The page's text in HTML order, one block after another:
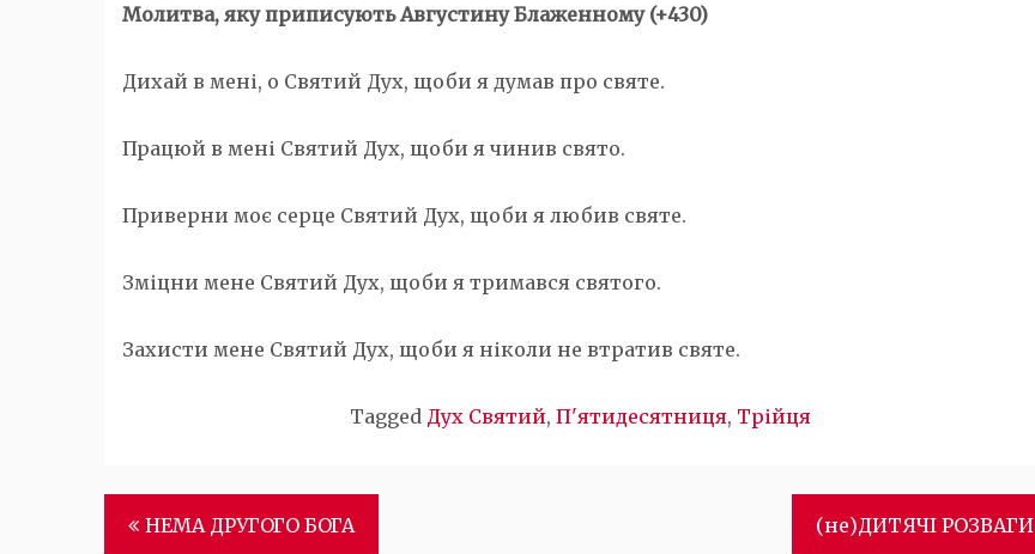
Молитва, яку приписують Августину Блаженному (+430)
Дихай в мені, о Святий Дух, щоби я думав про святе.
Працюй в мені Святий Дух, щоби я чинив свято.
Приверни моє серце Святий Дух, щоби я любив святе.
Зміцни мене Святий Дух, щоби я тримався святого.
Захисти мене Святий Дух, щоби я ніколи не втратив святе.
Tagged Дух Святий, П'ятидесятниця, Трійця
Навігація
НЕМА ДРУГОГО БОГА (не)ДИТЯЧІ РОЗВАГИ